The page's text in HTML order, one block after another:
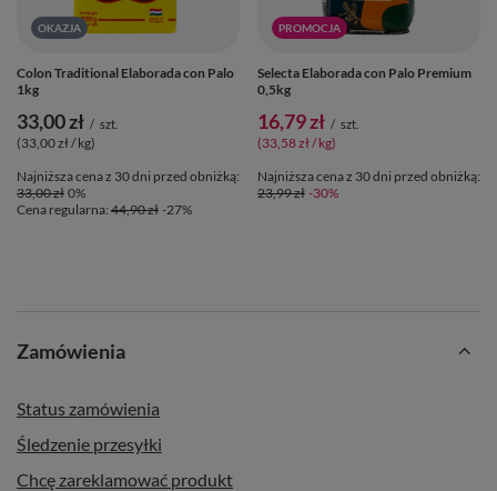
OKAZJA
Colon Traditional Elaborada con Palo
1kg
33,00 zł / szt.
(33,00 zł / kg)
Najniższa cena z 30 dni przed obniżką:
33,00 zł 0%
Cena regularna: 44,90 zł -27%
PROMOCJA
Selecta Elaborada con Palo Premium
0,5kg
16,79 zł / szt.
(33,58 zł / kg)
Najniższa cena z 30 dni przed obniżką:
23,99 zł -30%
Zamówienia
Status zamówienia
Śledzenie przesyłki
Chcę zareklamować produkt